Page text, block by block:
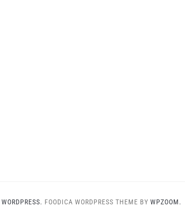
WORDPRESS. FOODICA WORDPRESS THEME BY WPZOOM.